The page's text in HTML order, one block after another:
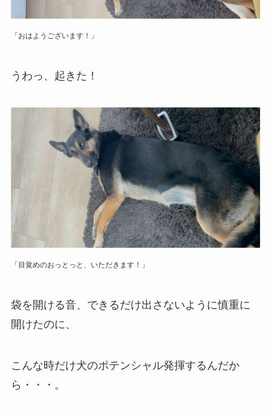
「おはようございます！」
うわっ、起きた！
「目覚めのおっとっと、いただきます！」
袋を開ける音、できるだけ出さないように慎重に
開けたのに、
こんな時だけ犬のポテンシャル発揮するんだか
ら・・・。